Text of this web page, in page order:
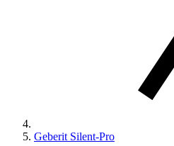
Geberit Silent-Pro